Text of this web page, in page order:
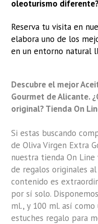
oleoturismo
Reserva tu visita en
elabora uno de los
en un entorno natural
Descubre el mejor
Gourmet de Alicante.
original? Tienda On
Si estas buscando
de Oliva Virgen Extra
nuestra tienda On
de regalos originales
contenido es
por sí solo.
ml., y 100 ml. así
estuches regalo para